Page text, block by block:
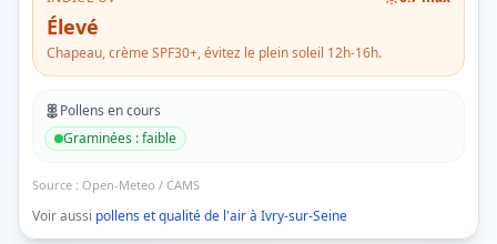
Élevé
Chapeau, crème SPF30+, évitez le plein soleil 12h-16h.
Pollens en cours
Graminées :faible
Source : Open-Meteo / CAMS
Voir aussi pollens et qualité de l'air à Ivry-sur-Seine